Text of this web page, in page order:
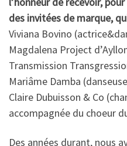
des invitées de marque,
Viviana Bovino
Magdalena Project
Transmission
Mariâme Damba
Claire Dubuisson & Co
accompagnée du choeur
Des années durant, nous